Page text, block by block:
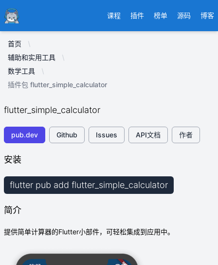
Ducafecat 课程 插件 榜单 源码 博客
首页
辅助和实用工具
数学工具
插件包 flutter_simple_calculator
flutter_simple_calculator
pub.dev Github Issues API文档 作者
安装
flutter pub add flutter_simple_calculator
简介
提供简单计算器的Flutter小部件，可轻松集成到应用中。